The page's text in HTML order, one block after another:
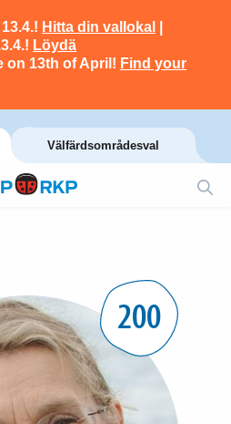
Hitta din vallokal
Löydä
on 13th of April! Find your
Välfärdsområdesval
200